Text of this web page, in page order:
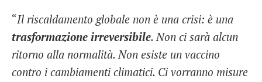
“Il riscaldamento globale non è una crisi: è una
trasformazione irreversibile. Non ci sarà alcun
ritorno alla normalità. Non esiste un vaccino
contro i cambiamenti climatici. Ci vorranno misure